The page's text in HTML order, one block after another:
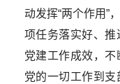
动发挥“两个作用”
项任务落实好、
党建工作成效，
党的一切工作到支